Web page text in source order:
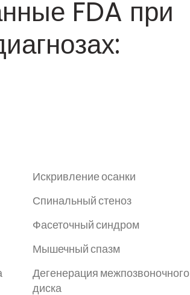
FDA при
Искривление осанки
Спинальный стеноз
Фасеточный синдром
Мышечный спазм
Дегенерация межпозвоночного
диска